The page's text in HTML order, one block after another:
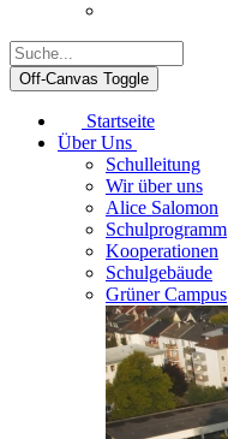
Off-Canvas Toggle
Startseite
Über Uns
Schulleitung
Wir über uns
Alice Salomon
Schulprogramm
Kooperationen
Schulgebäude
Grüner Campus